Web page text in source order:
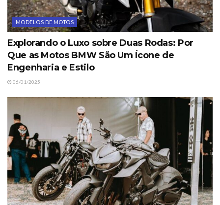
MODELOS DE MOTOS
Explorando o Luxo sobre Duas Rodas: Por
Que as Motos BMW São Um Ícone de
Engenharia e Estilo
06/01/2025